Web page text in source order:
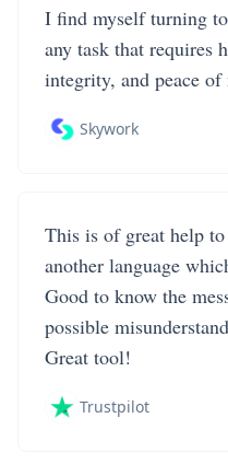
I find myself turning
any task that requires
integrity, and peace
Skywork
This is of great help
another language
Good to know the
possible
Great tool!
Trustpilot